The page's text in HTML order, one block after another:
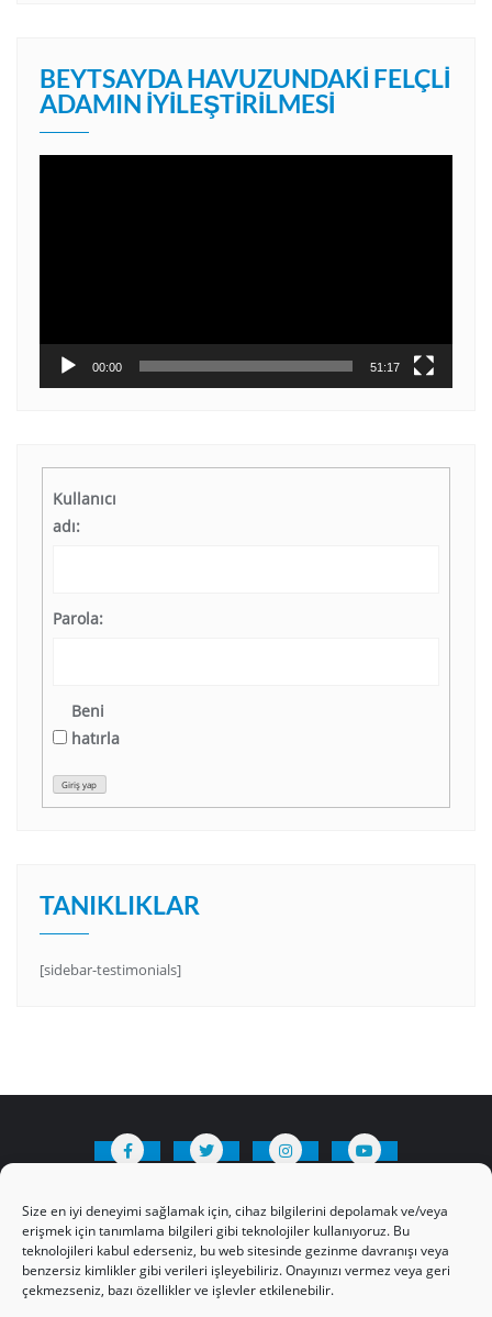
Size en iyi deneyimi sağlamak için, cihaz bilgilerini depolamak ve/veya
erişmek için tanımlama bilgileri gibi teknolojiler kullanıyoruz. Bu
teknolojileri kabul ederseniz, bu web sitesinde gezinme davranışı veya
benzersiz kimlikler gibi verileri işleyebiliriz. Onayınızı vermez veya geri
çekmezseniz, bazı özellikler ve işlevler etkilenebilir.
BEYTSAYDA HAVUZUNDAKI FELÇLI
ADAMIN İYILEŞTIRILMESI
00:00 51:17
Kullanıcı
adı:
Parola:
Beni
hatırla
Giriş yap
TANIKLIKLAR
[sidebar-testimonials]
Gizlilik Politikamız
İncil’den Dersler
Makaleler
Online Kutsal Kitap
Video Öğrencilik Dersleri